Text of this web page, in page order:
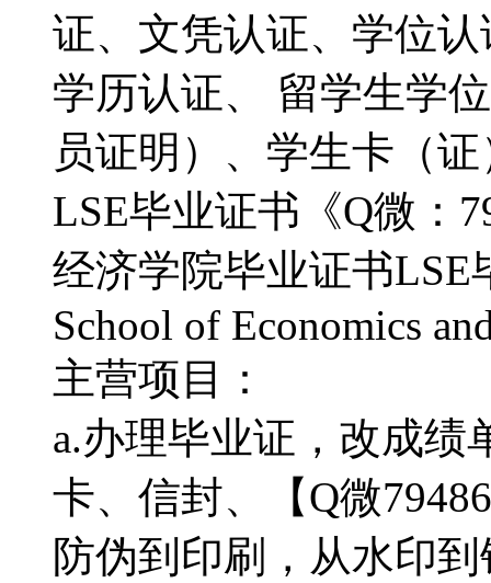
证、文凭认证、学位认
学历认证、 留学生学
员证明）、学生卡（
LSE毕业证书《Q微：
经济学院毕业证书LSE
School of Economics
主营项目：
a.办理毕业证，改成绩
卡、信封、【Q微
防伪到印刷，从水印